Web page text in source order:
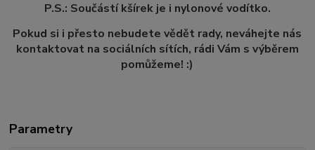
P.S.: Součástí kšírek je i nylonové vodítko.
Pokud si i přesto nebudete vědět rady, neváhejte nás
kontaktovat na sociálních sítích, rádi Vám s výběrem
pomůžeme! :)
Parametry